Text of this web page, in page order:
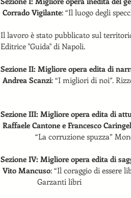
Corrado Vigilante: “Il luogo degli
Il lavoro è stato pubblicato sul
Editrice "Guida" di Napoli.
Sezione II: Migliore opera edita di
Andrea Scanzi: “I migliori di noi”.
Sezione III: Migliore opera edita di
Raffaele Cantone e Francesco
“La corruzione spuzza”
Sezione IV: Migliore opera edita di
Vito Mancuso: “Il coraggio di essere
                  Garzanti libri